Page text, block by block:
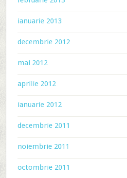
ianuarie 2013
decembrie 2012
mai 2012
aprilie 2012
ianuarie 2012
decembrie 2011
noiembrie 2011
octombrie 2011